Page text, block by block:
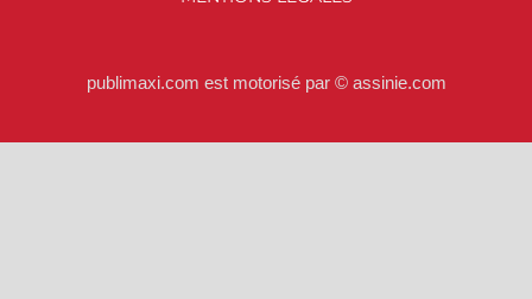
publimaxi.com est motorisé par © assinie.com